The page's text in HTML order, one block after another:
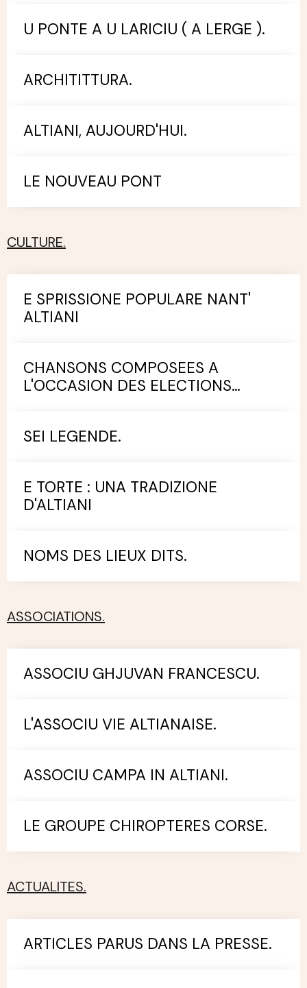
U PONTE A U LARICIU ( A LERGE ).
ARCHITITTURA.
ALTIANI, AUJOURD'HUI.
LE NOUVEAU PONT
CULTURE.
E SPRISSIONE POPULARE NANT'
ALTIANI
CHANSONS COMPOSEES A
L'OCCASION DES ELECTIONS
SEI LEGENDE.
E TORTE : UNA TRADIZIONE
D'ALTIANI
NOMS DES LIEUX DITS.
ASSOCIATIONS.
ASSOCIU GHJUVAN FRANCESCU.
L'ASSOCIU VIE ALTIANAISE.
ASSOCIU CAMPA IN ALTIANI.
LE GROUPE CHIROPTERES CORSE.
ACTUALITES.
ARTICLES PARUS DANS LA PRESSE.